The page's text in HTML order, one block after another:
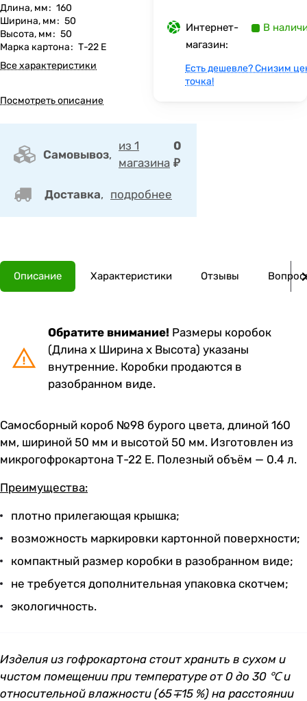
Длина, мм: 160
Ширина, мм: 50
Высота, мм: 50
Марка картона: Т-22 Е
Все характеристики
Посмотреть описание
Самовывоз,
из 1
магазина
0
₽
Доставка, подробнее
Интернет-
магазин:
В
Есть дешевле? Снизим
точка!
Описание Характеристики Отзывы
Обратите внимание! Размеры коробок
(Длина х Ширина х Высота) указаны
внутренние. Коробки продаются в
разобранном виде.
Самосборный короб №98 бурого цвета, длиной 160
мм, шириной 50 мм и высотой 50 мм. Изготовлен из
микрогофрокартона Т-22 Е. Полезный объём — 0.4 л.
Преимущества:
плотно прилегающая крышка;
возможность маркировки картонной поверхности;
компактный размер коробки в разобранном виде;
не требуется дополнительная упаковка скотчем;
экологичность.
Изделия из гофрокартона стоит хранить в сухом и
чистом помещении при температуре от 0 до 30 ℃ и
относительной влажности (65∓15 %) на расстоянии